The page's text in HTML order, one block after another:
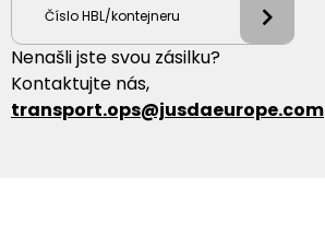
Nenašli jste svou zásilku?
Kontaktujte nás,
transport.ops@jusdaeurope.com